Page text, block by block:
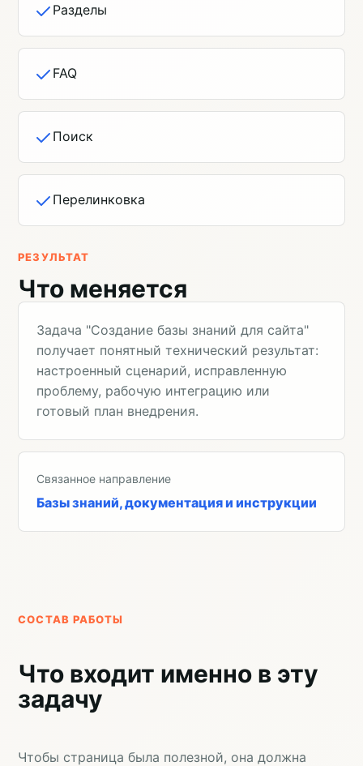
Разделы
FAQ
Поиск
Перелинковка
РЕЗУЛЬТАТ
Что меняется
Задача "Создание базы знаний для сайта"
получает понятный технический результат:
настроенный сценарий, исправленную
проблему, рабочую интеграцию или
готовый план внедрения.
Связанное направление
Базы знаний, документация и инструкции
СОСТАВ РАБОТЫ
Что входит именно в эту
задачу
Чтобы страница была полезной, она должна